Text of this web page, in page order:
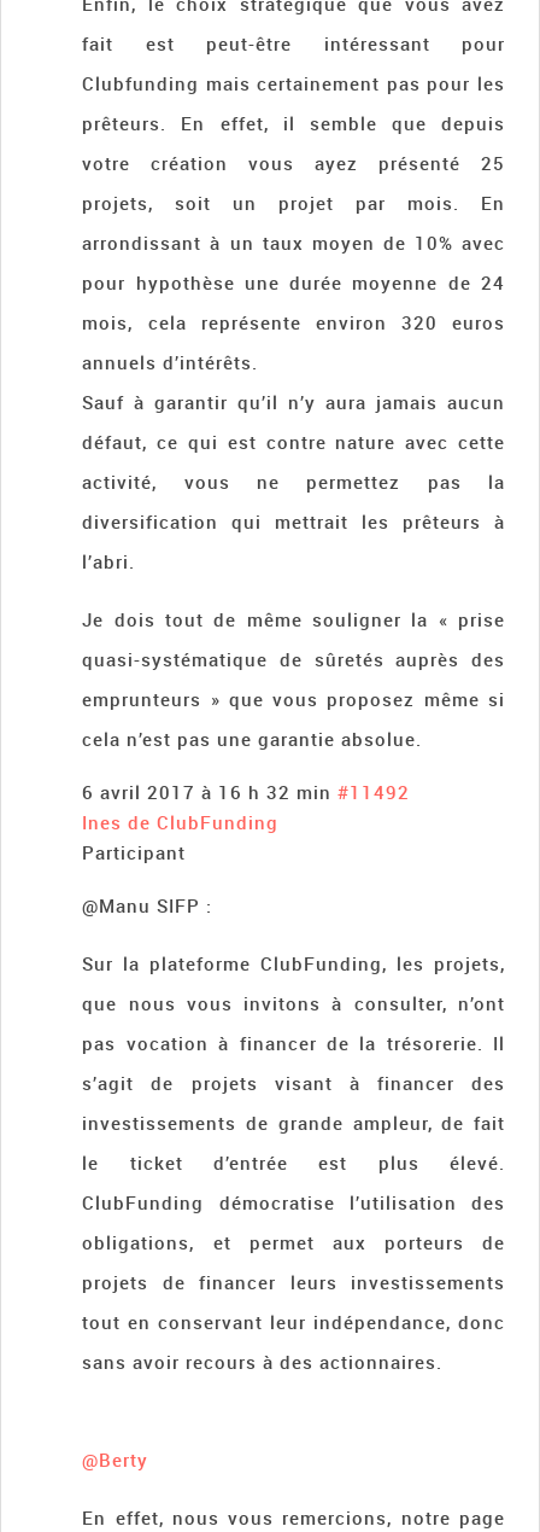
fait est peut-être intéressant pour
Clubfunding mais certainement pas pour les
prêteurs. En effet, il semble que depuis
votre création vous ayez présenté 25
projets, soit un projet par mois. En
arrondissant à un taux moyen de 10% avec
pour hypothèse une durée moyenne de 24
mois, cela représente environ 320 euros
annuels d’intérêts.
Sauf à garantir qu’il n’y aura jamais aucun
défaut, ce qui est contre nature avec cette
activité, vous ne permettez pas la
diversification qui mettrait les prêteurs à
l’abri.
Je dois tout de même souligner la « prise
quasi-systématique de sûretés auprès des
emprunteurs » que vous proposez même si
cela n’est pas une garantie absolue.
6 avril 2017 à 16 h 32 min #11492
Ines de ClubFunding
Participant
@Manu SIFP :
Sur la plateforme ClubFunding, les projets,
que nous vous invitons à consulter, n’ont
pas vocation à financer de la trésorerie. Il
s’agit de projets visant à financer des
investissements de grande ampleur, de fait
le ticket d’entrée est plus élevé.
ClubFunding démocratise l’utilisation des
obligations, et permet aux porteurs de
projets de financer leurs investissements
tout en conservant leur indépendance, donc
sans avoir recours à des actionnaires.
@Berty
En effet, nous vous remercions, notre page